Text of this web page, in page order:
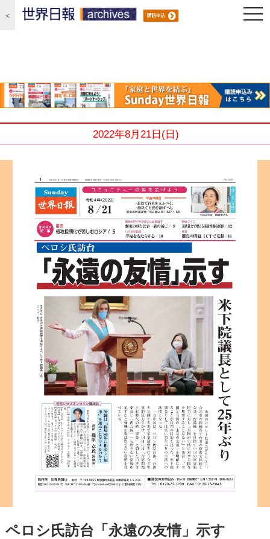
＜
編集局 2022/8/21Sunday世界日報
2022年8月21日(日)
ペロシ氏訪台「永遠の友情」示す